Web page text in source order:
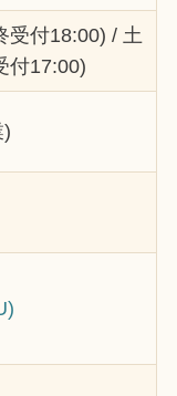
受付18:00) / 土
付17:00)